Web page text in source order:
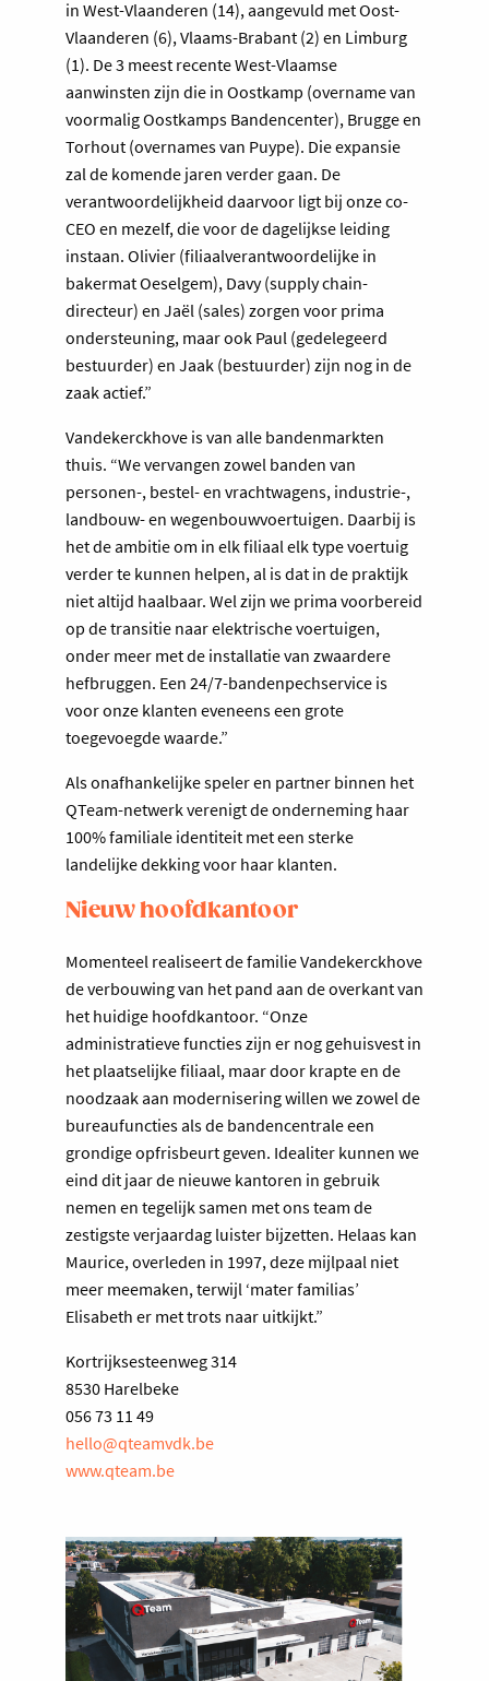
in West-Vlaanderen (14), aangevuld met Oost-
Vlaanderen (6), Vlaams-Brabant (2) en Limburg
(1). De 3 meest recente West-Vlaamse
aanwinsten zijn die in Oostkamp (overname van
voormalig Oostkamps Bandencenter), Brugge en
Torhout (overnames van Puype). Die expansie
zal de komende jaren verder gaan. De
verantwoordelijkheid daarvoor ligt bij onze co-
CEO en mezelf, die voor de dagelijkse leiding
instaan. Olivier (filiaalverantwoordelijke in
bakermat Oeselgem), Davy (supply chain-
directeur) en Jaël (sales) zorgen voor prima
ondersteuning, maar ook Paul (gedelegeerd
bestuurder) en Jaak (bestuurder) zijn nog in de
zaak actief.”
Vandekerckhove is van alle bandenmarkten
thuis. “We vervangen zowel banden van
personen-, bestel- en vrachtwagens, industrie-,
landbouw- en wegenbouwvoertuigen. Daarbij is
het de ambitie om in elk filiaal elk type voertuig
verder te kunnen helpen, al is dat in de praktijk
niet altijd haalbaar. Wel zijn we prima voorbereid
op de transitie naar elektrische voertuigen,
onder meer met de installatie van zwaardere
hefbruggen. Een 24/7-bandenpechservice is
voor onze klanten eveneens een grote
toegevoegde waarde.”
Als onafhankelijke speler en partner binnen het
QTeam-netwerk verenigt de onderneming haar
100% familiale identiteit met een sterke
landelijke dekking voor haar klanten.
Nieuw hoofdkantoor
Momenteel realiseert de familie Vandekerckhove
de verbouwing van het pand aan de overkant van
het huidige hoofdkantoor. “Onze
administratieve functies zijn er nog gehuisvest in
het plaatselijke filiaal, maar door krapte en de
noodzaak aan modernisering willen we zowel de
bureaufuncties als de bandencentrale een
grondige opfrisbeurt geven. Idealiter kunnen we
eind dit jaar de nieuwe kantoren in gebruik
nemen en tegelijk samen met ons team de
zestigste verjaardag luister bijzetten. Helaas kan
Maurice, overleden in 1997, deze mijlpaal niet
meer meemaken, terwijl ‘mater familias’
Elisabeth er met trots naar uitkijkt.”
Kortrijksesteenweg 314
8530 Harelbeke
056 73 11 49
hello@qteamvdk.be
www.qteam.be